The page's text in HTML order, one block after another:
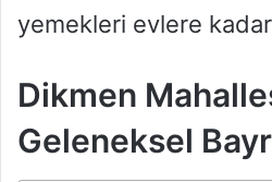
yemekleri evlere kadar
Dikmen
Geleneksel